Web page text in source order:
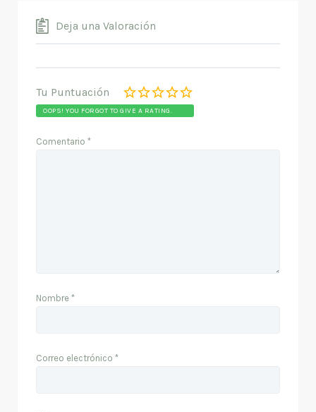
Deja una Valoración
Tu Puntuación
OOPS! YOU FORGOT TO GIVE A RATING.
Comentario *
Nombre *
Correo electrónico *